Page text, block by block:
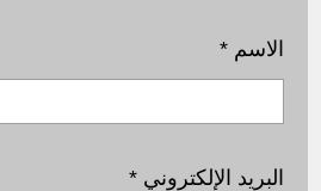
الاسم*
البريد الإلكتروني*